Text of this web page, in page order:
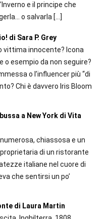
e il principe che
o salvarla […]
di Sara P. Grey
vittima innocente? Icona
o esempio da non seguire?
o l’influencer più “di
Chi è davvero Iris Bloom
a New York di Vita
chiassosa e un
di un ristorante
italiane nel cuore di
che sentirsi un po’
di Laura Martin